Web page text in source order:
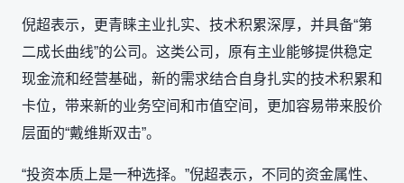
倪超表示，更青睐主业扎实、技术积累深厚，并具备“第
二成长曲线”的公司。这类公司，原有主业能够提供稳定
现金流和经营基础，新的需求结合自身扎实的技术积累和
卡位，带来新的业务空间和市值空间，更加容易带来股价
层面的“戴维斯双击”。
“投资本质上是一种选择。”倪超表示，不同的资金属性、